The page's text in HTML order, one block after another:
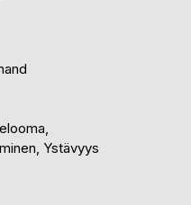
Ystävyys